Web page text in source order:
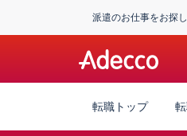
派遣のお仕事をお探
転職トップ